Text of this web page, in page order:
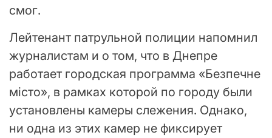
смог.
Лейтенант патрульной полиции напомнил
журналистам и о том, что в Днепре
работает городская программа «Безпечне
місто», в рамках которой по городу были
установлены камеры слежения. Однако,
ни одна из этих камер не фиксирует